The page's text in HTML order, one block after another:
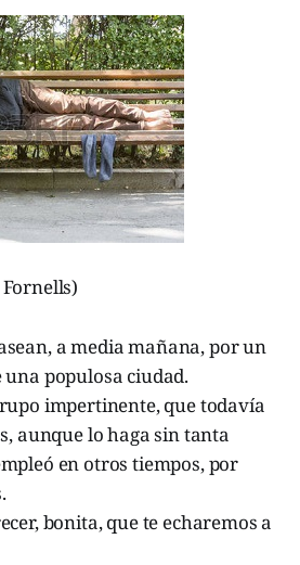
a media mañana, por un
populosa ciudad.
impertinente, que todavía
aunque lo haga sin tanta
en otros tiempos, por
bonita, que te echaremos a